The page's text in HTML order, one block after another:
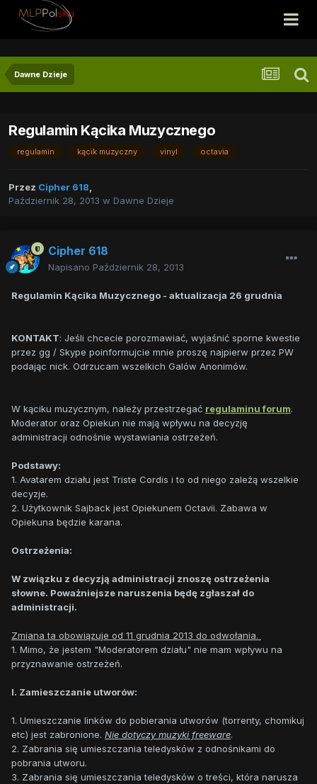
Dawne Dzieje
Regulamin Kącika Muzycznego
regulamin kącik muzyczny vinyl octavia
Przez Cipher 618,
Październik 28, 2013 w Dawne Dzieje
Cipher 618
Napisano Październik 28, 2013
Regulamin Kącika Muzycznego - aktualizacja 26 grudnia
KONTAKT: Jeśli chcecie porozmawiać, wyjaśnić sporne kwestie
przez gg / Skype poinformujcie mnie proszę najpierw przez PW
podając nick. Odrzucam wszelkich Galów Anonimów.
W kąciku muzycznym, należy przestrzegać regulaminu forum.
Moderator oraz Opiekun nie mają wpływu na decyzję
administracji odnośnie wystawiania ostrzeżeń.
Podstawy:
1. Avatarem działu jest Triste Cordis i to od niego zależą wszelkie
decyzje.
2. Użytkownik Sajback jest Opiekunem Octavii. Zabawa w
Opiekuna będzie karana.
Ostrzeżenia:
W związku z decyzją administracji znoszę ostrzeżenia
słowne. Poważniejsze naruszenia będę zgłaszał do
administracji.
Zmiana ta obowiązuje od 11 grudnia 2013 do odwołania.
1. Mimo, że jestem "Moderatorem działu" nie mam wpływu na
przyznawanie ostrzeżeń.
I. Zamieszczanie utworów:
1. Umieszczanie linków do pobierania utworów (torrenty, chomikuj
etc) jest zabronione. Nie dotyczy muzyki freeware.
2. Zabrania się umieszczania teledysków z odnośnikami do
pobrania utworu.
3. Zabrania się umieszczania teledysków o treści, która narusza